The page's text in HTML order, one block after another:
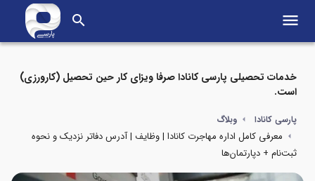
search menu
خدمات تحصیلی پارسی کانادا صرفا ویزای کار حین تحصیل (کارورزی)
است.
پارسی کانادا وبلاگ
معرفی کامل اداره مهاجرت کانادا | وظایف | آدرس دفاتر نزدیک و نحوه
ثبت‌نام + دپارتمان‌ها